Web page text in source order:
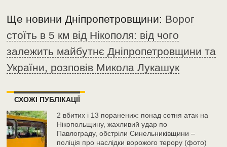
Ще новини Дніпропетровщини: Ворог
стоїть в 5 км від Нікополя: від чого
залежить майбутнє Дніпропетровщини та
України, розповів Микола Лукашук
СХОЖІ ПУБЛІКАЦІЇ
2 вбитих і 13 поранених: понад сотня атак на
Нікопольщину, жахливий удар по
Павлограду, обстріли Синельниківщини –
поліція про наслідки ворожого терору (фото)